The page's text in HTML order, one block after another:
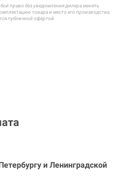
право без уведомления дилера менять
товара и место его производства.
публичной офертой
и Ленинградской